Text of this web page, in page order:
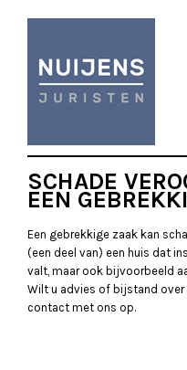
SCHADE
EEN
Een gebrekkige zaak kan
(een deel van) een huis dat
valt, maar ook bijvoorbeeld
Wilt u advies of bijstand over
contact met ons op.